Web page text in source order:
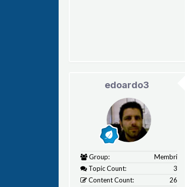
edoardo3
Group:
Membri
Topic Count:
3
Content Count:
26